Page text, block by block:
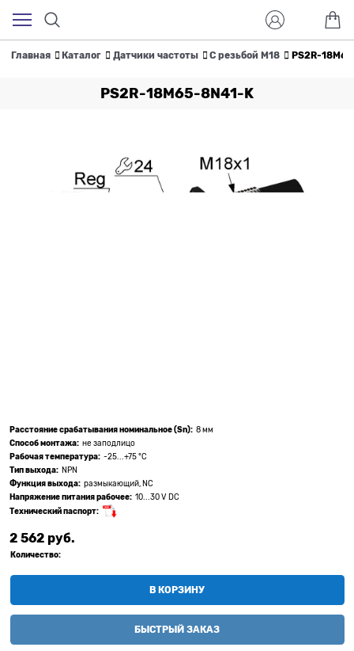
Главная Каталог Датчики частоты С резьбой M18 PS2R-
PS2R-18M65-8N41-K
Расстояние срабатывания номинальное (Sn): 8 мм
Способ монтажа: не заподлицо
Рабочая температура: -25...+75 °C
Тип выхода: NPN
Функция выхода: размыкающий, NC
Напряжение питания рабочее: 10...30 V DC
Технический паспорт:
2 562 руб.
Количество:
В КОРЗИНУ
БЫСТРЫЙ ЗАКАЗ